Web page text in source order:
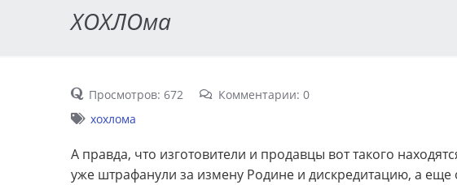
ХОХЛОма
Просмотров: 672 Комментарии: 0
хохлома
А правда, что изготовители и продавцы вот такого
уже штрафанули за измену Родине и дискредитацию, а еще